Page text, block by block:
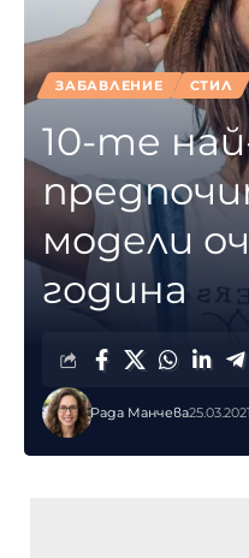
ЗАБАВЛЕНИЕ СТИЛ
10-те
модели
година
Рада Манчева25.03.2021